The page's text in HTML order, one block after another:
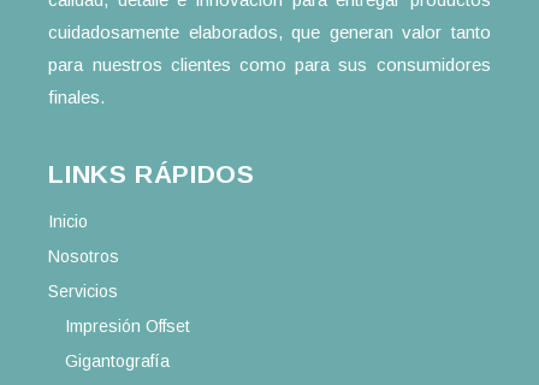
cuidadosamente elaborados, que generan valor tanto
para nuestros clientes como para sus consumidores
finales.
LINKS RÁPIDOS
Inicio
Nosotros
Servicios
Impresión Offset
Gigantografía